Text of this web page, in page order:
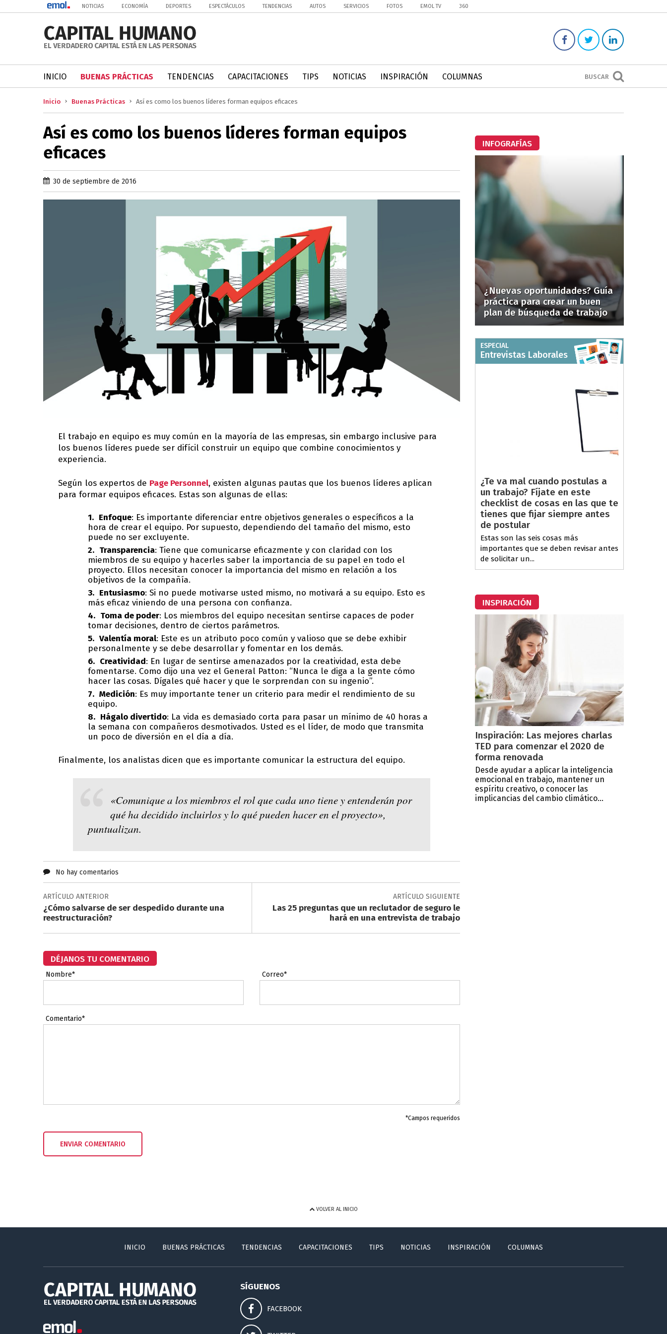
NOTICIAS ECONOMÍA DEPORTES ESPECTÁCULOS TENDENCIAS AUTOS SERVICIOS FOTOS EMOL TV 360
BUSCAR
INICIO BUENAS PRÁCTICAS TENDENCIAS CAPACITACIONES TIPS NOTICIAS INSPIRACIÓN COLUMNAS
Inicio Buenas Prácticas Así es como los buenos líderes forman equipos eficaces
Así es como los buenos líderes forman equipos
eficaces
30 de septiembre de 2016
El trabajo en equipo es muy común en la mayoría de las empresas, sin embargo inclusive para
los buenos líderes puede ser difícil construir un equipo que combine conocimientos y
experiencia.
Según los expertos de Page Personnel, existen algunas pautas que los buenos líderes aplican
para formar equipos eficaces. Estas son algunas de ellas:
Enfoque: Es importante diferenciar entre objetivos generales o específicos a la
hora de crear el equipo. Por supuesto, dependiendo del tamaño del mismo, esto
puede no ser excluyente.
Transparencia: Tiene que comunicarse eficazmente y con claridad con los
miembros de su equipo y hacerles saber la importancia de su papel en todo el
proyecto. Ellos necesitan conocer la importancia del mismo en relación a los
objetivos de la compañía.
Entusiasmo: Si no puede motivarse usted mismo, no motivará a su equipo. Esto es
más eficaz viniendo de una persona con confianza.
Toma de poder: Los miembros del equipo necesitan sentirse capaces de poder
tomar decisiones, dentro de ciertos parámetros.
Valentía moral: Este es un atributo poco común y valioso que se debe exhibir
personalmente y se debe desarrollar y fomentar en los demás.
Creatividad: En lugar de sentirse amenazados por la creatividad, esta debe
fomentarse. Como dijo una vez el General Patton: “Nunca le diga a la gente cómo
hacer las cosas. Dígales qué hacer y que le sorprendan con su ingenio”.
Medición: Es muy importante tener un criterio para medir el rendimiento de su
equipo.
Hágalo divertido: La vida es demasiado corta para pasar un mínimo de 40 horas a
la semana con compañeros desmotivados. Usted es el líder, de modo que transmita
un poco de diversión en el día a día.
Finalmente, los analistas dicen que es importante comunicar la estructura del equipo.
«Comunique a los miembros el rol que cada uno tiene y entenderán por
qué ha decidido incluirlos y lo qué pueden hacer en el proyecto»,
puntualizan.
No hay comentarios
ARTÍCULO ANTERIOR
¿Cómo salvarse de ser despedido durante una
reestructuración?
ARTÍCULO SIGUIENTE
Las 25 preguntas que un reclutador de seguro le
hará en una entrevista de trabajo
DÉJANOS TU COMENTARIO
Nombre* Correo*
Comentario*
*Campos requeridos
INFOGRAFÍAS
¿Nuevas oportunidades? Guía
práctica para crear un buen
plan de búsqueda de trabajo
ESPECIAL
Entrevistas Laborales
¿Te va mal cuando postulas a
un trabajo? Fíjate en este
checklist de cosas en las que te
tienes que fijar siempre antes
de postular
Estas son las seis cosas más
importantes que se deben revisar antes
de solicitar un...
INSPIRACIÓN
Inspiración: Las mejores charlas
TED para comenzar el 2020 de
forma renovada
Desde ayudar a aplicar la inteligencia
emocional en trabajo, mantener un
espíritu creativo, o conocer las
implicancias del cambio climático...
VOLVER AL INICIO
INICIO BUENAS PRÁCTICAS TENDENCIAS CAPACITACIONES TIPS NOTICIAS INSPIRACIÓN COLUMNAS
SÍGUENOS
FACEBOOK